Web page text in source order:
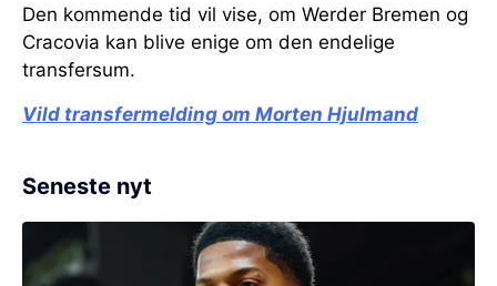
Den kommende tid vil vise, om Werder Bremen og
Cracovia kan blive enige om den endelige
transfersum.
Vild transfermelding om Morten Hjulmand
Seneste nyt